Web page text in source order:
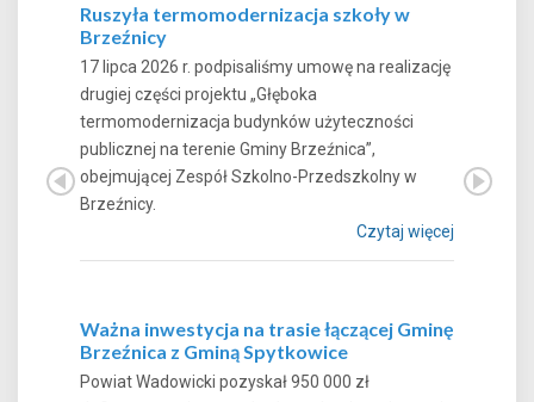
Ruszyła termomodernizacja szkoły w
Brzeźnicy
17 lipca 2026 r. podpisaliśmy umowę na realizację
drugiej części projektu „Głęboka
termomodernizacja budynków użyteczności
publicznej na terenie Gminy Brzeźnica”,
obejmującej Zespół Szkolno-Przedszkolny w
Brzeźnicy.
Czytaj więcej
Ważna inwestycja na trasie łączącej Gminę
Brzeźnica z Gminą Spytkowice
Powiat Wadowicki pozyskał 950 000 zł